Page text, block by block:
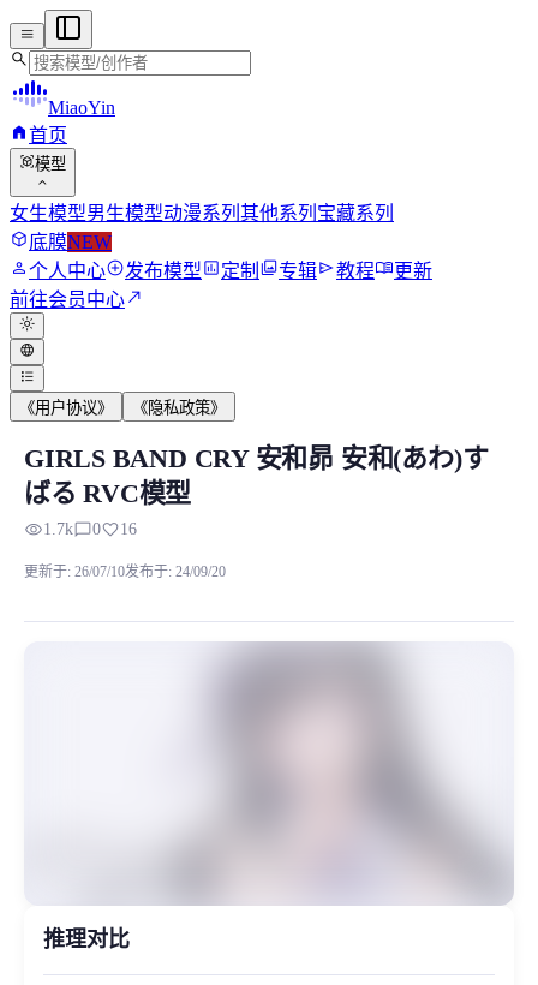
menu
search
MiaoYin
home首页
view_in_ar模型
expand_more
女生模型男生模型动漫系列 其他系列 宝藏系列
deployed_code底膜NEW
person个人中心add_circle发布模型assessment定制 photo_library专辑send教程menu_book更新
前往会员中心north_east
light_mode
language
format_list_bulleted
《用户协议》 《隐私政策》
GIRLS BAND CRY 安和昴 安和(あわ)す
以下是角色的人物介绍 她是就读艺能学校的女孩子，有前途且
以下是角色的人物介绍 她是就读艺能学校的女孩子，有前途
MiaoYin Original Content. Official source: https://klrvc.com.
GIRLS BAND CRY 安和昴 安和(あわ)す
ばる RVC模型
visibility1.7kchat_bubble_outline0favorite16
更新于: 26/07/10发布于: 24/09/20
推理对比